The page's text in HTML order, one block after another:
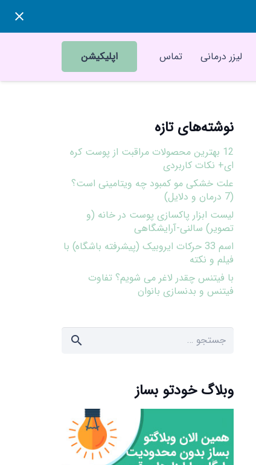
لیزر درمانی تماس اپلیکیشن
نوشته‌های تازه
12 بهترین محصولات مراقبت از پوست کره
ای+ نکات کاربردی
علت خشکی مو کمبود چه ویتامینی است؟
(7 درمان و دلایل)
لیست ابزار پاکسازی پوست در خانه (و
تصویر) سالنی-آرایشگاهی
اسم 33 حرکات ایروبیک (پیشرفته باشگاه) با
فیلم و نکته
با فیتنس چقدر لاغر می شویم؟ تفاوت
فیتنس و بدنسازی بانوان
جستجو
وبلاگ خودتو بساز